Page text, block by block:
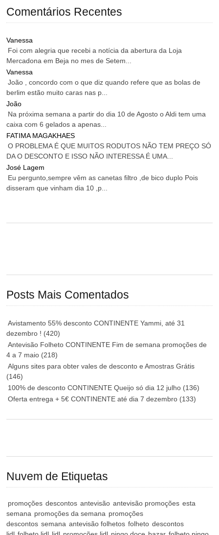
Comentários Recentes
Vanessa
Foi com alegria que recebi a notícia da abertura da Loja
Mercadona em Beja no mes de Setem...
Vanessa
João , concordo com o que diz quando refere que as bolas de
berlim estão muito caras nas p...
João
Na próxima semana a partir do dia 10 de Agosto o Aldi tem uma
caixa com 6 gelados a apenas...
FATIMA MAGAKHAES
O PROBLEMA É QUE MUITOS RODUTOS NÃO TEM PREÇO SÓ
DA O DESCONTO E ISSO NÃO INTERESSA É UMA...
José Lagem
Eu pergunto,sempre vêm as canetas filtro ,de bico duplo Pois
disseram que vinham dia 10 ,p...
Posts Mais Comentados
Avistamento 55% desconto CONTINENTE Yammi, até 31
dezembro ! (420)
Antevisão Folheto CONTINENTE Fim de semana promoções de
4 a 7 maio (218)
Alguns sites para obter vales de desconto e Amostras Grátis
(146)
100% de desconto CONTINENTE Queijo só dia 12 julho (136)
Oferta entrega + 5€ CONTINENTE até dia 7 dezembro (133)
Nuvem de Etiquetas
promoções descontos antevisão antevisão promoções esta
semana promoções da semana promoções
descontos semana antevisão folhetos folheto descontos